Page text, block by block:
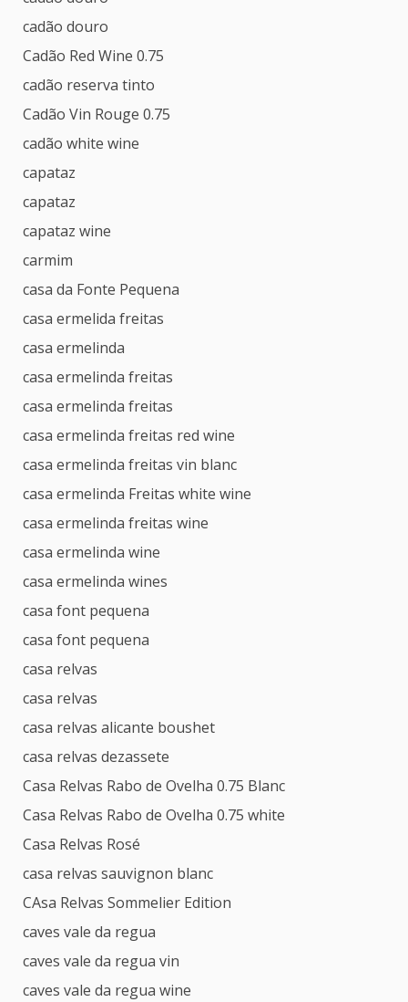
cadão douro
Cadão Red Wine 0.75
cadão reserva tinto
Cadão Vin Rouge 0.75
cadão white wine
capataz
capataz
capataz wine
carmim
casa da Fonte Pequena
casa ermelida freitas
casa ermelinda
casa ermelinda freitas
casa ermelinda freitas
casa ermelinda freitas red wine
casa ermelinda freitas vin blanc
casa ermelinda Freitas white wine
casa ermelinda freitas wine
casa ermelinda wine
casa ermelinda wines
casa font pequena
casa font pequena
casa relvas
casa relvas
casa relvas alicante boushet
casa relvas dezassete
Casa Relvas Rabo de Ovelha 0.75 Blanc
Casa Relvas Rabo de Ovelha 0.75 white
Casa Relvas Rosé
casa relvas sauvignon blanc
CAsa Relvas Sommelier Edition
caves vale da regua
caves vale da regua vin
caves vale da regua wine